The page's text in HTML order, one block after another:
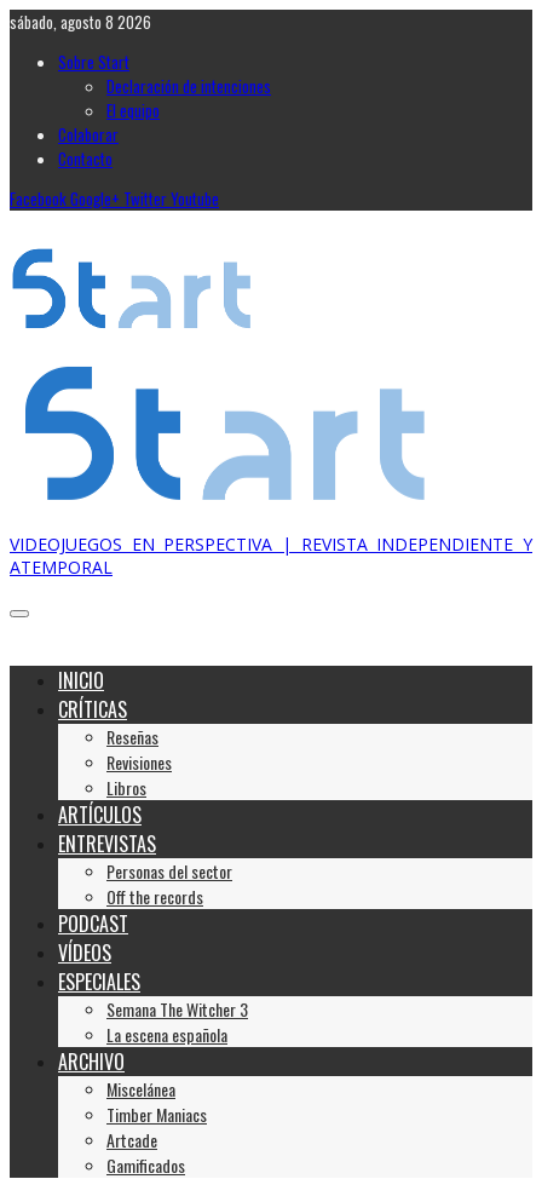
sábado, agosto 8 2026
Sobre Start
Declaración de intenciones
El equipo
Colaborar
Contacto
FacebookGoogle+ TwitterYoutube
VIDEOJUEGOS EN PERSPECTIVA | REVISTA INDEPENDIENTE Y
ATEMPORAL
INICIO
CRÍTICAS
Reseñas
Revisiones
Libros
ARTÍCULOS
ENTREVISTAS
Personas del sector
Off the records
PODCAST
VÍDEOS
ESPECIALES
Semana The Witcher 3
La escena española
ARCHIVO
Miscelánea
Timber Maniacs
Artcade
Gamificados